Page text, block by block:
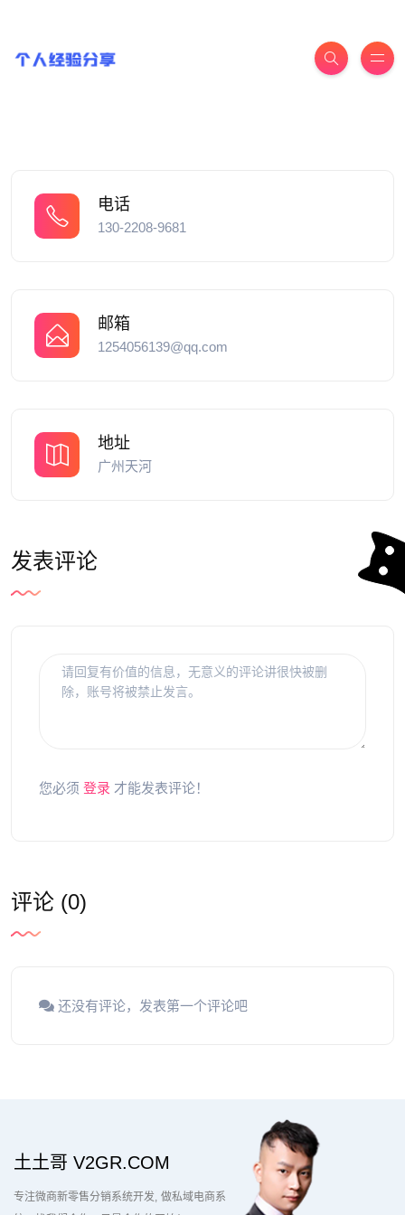
电话
130-2208-9681
邮箱
1254056139@qq.com
地址
广州天河
发表评论
您必须 登录 才能发表评论！
评论 (0)
还没有评论，发表第一个评论吧
土土哥 V2GR.COM
专注微商新零售分销系统开发 做私域电商系